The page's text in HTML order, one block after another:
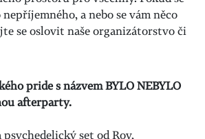
a nebo se vám něco
se oslovit naše organizátorstvo či
pride s názvem BYLO NEBYLO
afterparty.
psychedelický set od Roy,